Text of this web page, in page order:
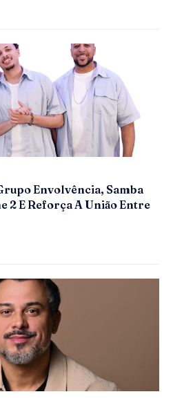
Envolvência, Samba
2 E Reforça A União Entre